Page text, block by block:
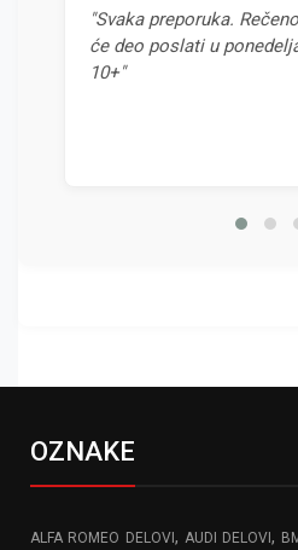
"Svaka preporuka.
će deo poslati u
10+"
OZNAKE
ALFA ROMEO DELOVI , AUDI DELOVI ,